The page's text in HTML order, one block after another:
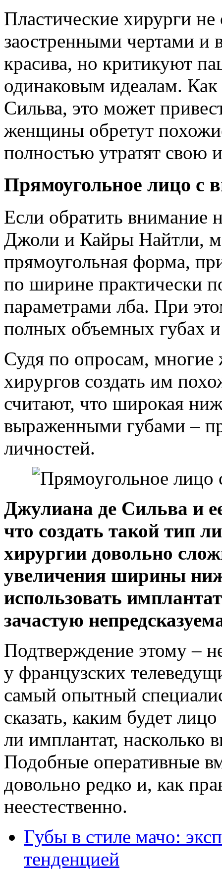
Пластические хирурги
заостренными чертами и
красива, но критикуют
одинаковым идеалам.
Сильва, это может
женщины обретут
полностью утратят свою
Прямоугольное лицо с
Если обратить внимание
Джоли и Кайры Найтли,
прямоугольная форма,
по ширине практически
параметрами лба. При
полных объемных губах
Судя по опросам,
хирургов создать им
считают, что широкая
выраженными губами –
личностей.
Джулиана де Сильва и
что создать такой тип
хирургии довольно
увеличения ширины
использовать
зачастую
Подтверждение этому –
у французских
самый опытный
сказать, каким будет
ли имплантат, насколько
Подобные оперативные
довольно редко и, как
неестественно.
Губы в стиле мачо:
тенденцией